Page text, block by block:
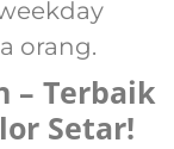
orang.
– Terbaik
Setar!